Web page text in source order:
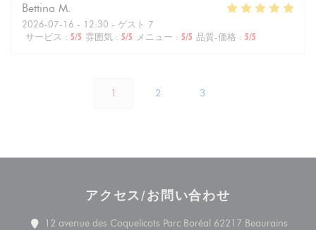
Bettina M
2026-07-16 - 12:30 - ゲスト 7
サービス : 5/5 雰囲気 : 5/5 メニュー : 5/5 品質-価格 : 5/5
1 2 3
アクセス/お問い合わせ
12 avenue des Coquelicots Parc Boréal 62217 Beaurains